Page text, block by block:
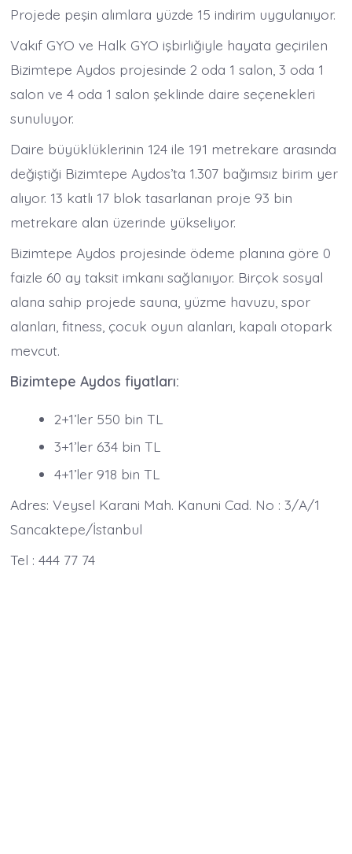
Projede peşin alımlara yüzde 15 indirim uygulanıyor.
Vakıf GYO ve Halk GYO işbirliğiyle hayata geçirilen
Bizimtepe Aydos projesinde 2 oda 1 salon, 3 oda 1
salon ve 4 oda 1 salon şeklinde daire seçenekleri
sunuluyor.
Daire büyüklüklerinin 124 ile 191 metrekare arasında
değiştiği Bizimtepe Aydos’ta 1.307 bağımsız birim yer
alıyor. 13 katlı 17 blok tasarlanan proje 93 bin
metrekare alan üzerinde yükseliyor.
Bizimtepe Aydos projesinde ödeme planına göre 0
faizle 60 ay taksit imkanı sağlanıyor. Birçok sosyal
alana sahip projede sauna, yüzme havuzu, spor
alanları, fitness, çocuk oyun alanları, kapalı otopark
mevcut.
Bizimtepe Aydos fiyatları:
2+1’ler 550 bin TL
3+1’ler 634 bin TL
4+1’ler 918 bin TL
Adres: Veysel Karani Mah. Kanuni Cad. No : 3/A/1
Sancaktepe/İstanbul
Tel : 444 77 74